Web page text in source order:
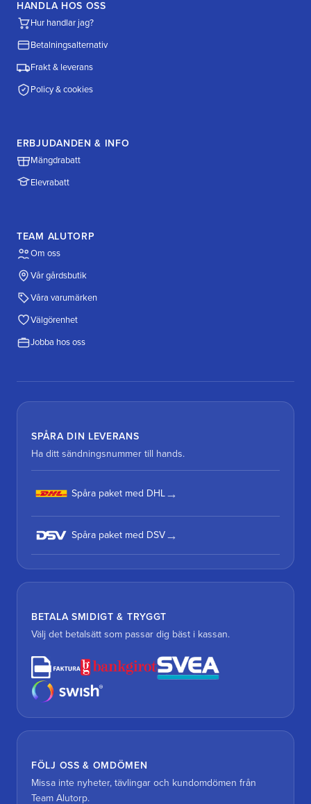
HANDLA HOS OSS
Hur handlar jag?
Betalningsalternativ
Frakt & leverans
Policy & cookies
ERBJUDANDEN & INFO
Mängdrabatt
Elevrabatt
TEAM ALUTORP
Om oss
Vår gårdsbutik
Våra varumärken
Välgörenhet
Jobba hos oss
SPÅRA DIN LEVERANS
Ha ditt sändningsnummer till hands.
Spåra paket med DHL
Spåra paket med DSV
BETALA SMIDIGT & TRYGGT
Välj det betalsätt som passar dig bäst i kassan.
FÖLJ OSS & OMDÖMEN
Missa inte nyheter, tävlingar och kundomdömen från
Team Alutorp.